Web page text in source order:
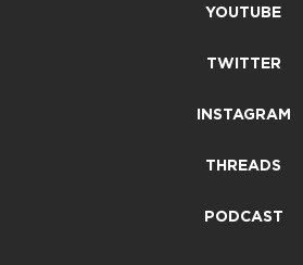
YOUTUBE
TWITTER
INSTAGRAM
THREADS
PODCAST